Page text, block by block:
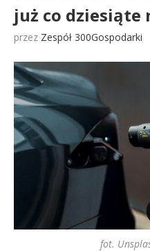
już co dziesiąte
przez Zespół 300Gospodarki
fot.